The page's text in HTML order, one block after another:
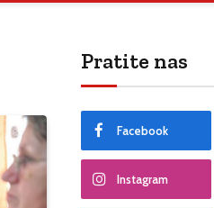
Pratite nas
Facebook
Instagram